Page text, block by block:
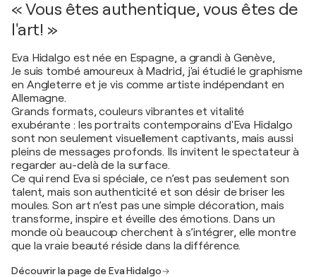
« Vous êtes authentique, vous êtes de
l'art! »
Eva Hidalgo est née en Espagne, a grandi à Genève,
Je suis tombé amoureux à Madrid, j'ai étudié le graphisme
en Angleterre et je vis comme artiste indépendant en
Allemagne.
Grands formats, couleurs vibrantes et vitalité
exubérante : les portraits contemporains d'Eva Hidalgo
sont non seulement visuellement captivants, mais aussi
pleins de messages profonds. Ils invitent le spectateur à
regarder au-delà de la surface.
Ce qui rend Eva si spéciale, ce n’est pas seulement son
talent, mais son authenticité et son désir de briser les
moules. Son art n’est pas une simple décoration, mais
transforme, inspire et éveille des émotions. Dans un
monde où beaucoup cherchent à s’intégrer, elle montre
que la vraie beauté réside dans la différence.
Découvrir la page de Eva Hidalgo